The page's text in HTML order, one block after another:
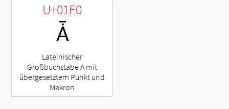
U+01E0
Ǡ
Lateinischer
Großbuchstabe A mit
übergesetztem Punkt und
Makron